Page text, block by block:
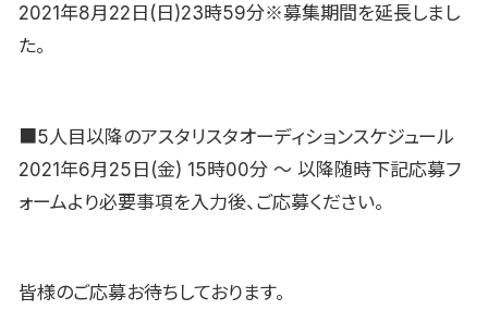
2021年8月22日(日)23時59分※募集期間を延長しまし
た。
■5人目以降のアスタリスタオーディションスケジュール
2021年6月25日(金) 15時00分 〜 以降随時下記応募フ
ォームより必要事項を入力後、ご応募ください。
皆様のご応募お待ちしております。